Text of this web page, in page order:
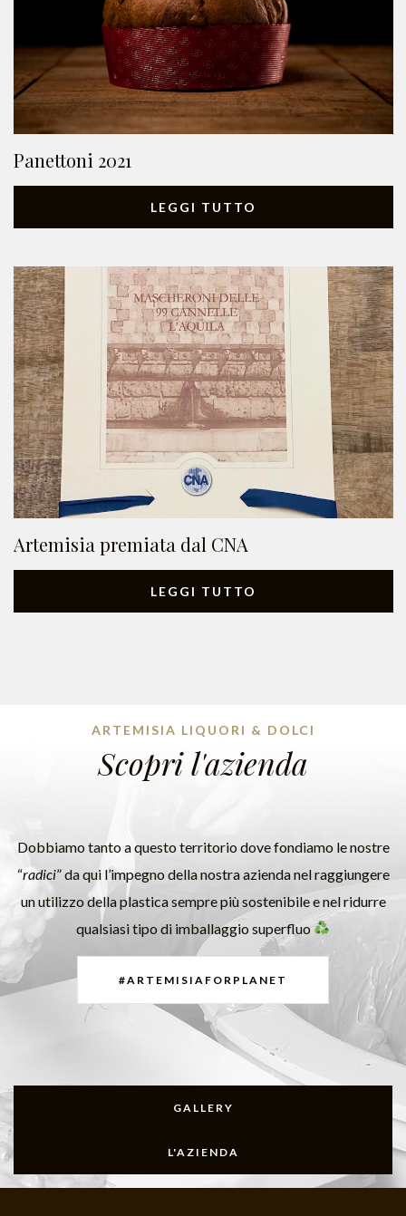
Panettoni 2021
LEGGI TUTTO
Artemisia premiata dal CNA
LEGGI TUTTO
ARTEMISIA LIQUORI & DOLCI
Scopri l'azienda
Dobbiamo tanto a questo territorio dove fondiamo le nostre
“radici” da qui l’impegno della nostra azienda nel raggiungere
un utilizzo della plastica sempre più sostenibile e nel ridurre
qualsiasi tipo di imballaggio superfluo
#ARTEMISIAFORPLANET
GALLERY
L'AZIENDA